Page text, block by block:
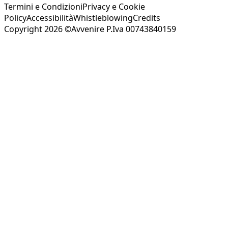
Termini e CondizioniPrivacy e Cookie
PolicyAccessibilitàWhistleblowingCredits
Copyright 2026 ©Avvenire P.Iva 00743840159